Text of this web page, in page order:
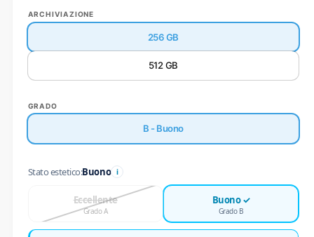
ARCHIVIAZIONE
256 GB
512 GB
GRADO
B - Buono
Stato estetico:Buono i
Eccellente
Grado A
Buono
Grado B